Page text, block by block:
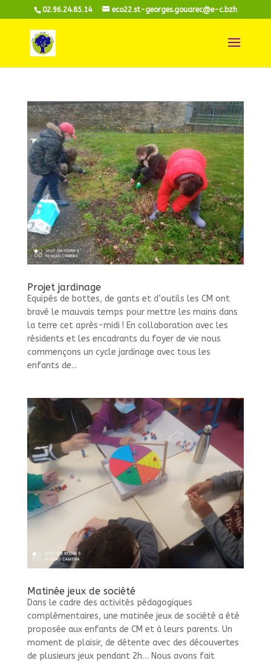
02.96.24.85.14 eco22.st-georges.gouarec@e-c.bzh
Projet jardinage
Equipés de bottes, de gants et d’outils les CM ont
bravé le mauvais temps pour mettre les mains dans
la terre cet après-midi ! En collaboration avec les
résidents et les encadrants du foyer de vie nous
commençons un cycle jardinage avec tous les
enfants de...
Matinée jeux de société
Dans le cadre des activités pédagogiques
complémentaires, une matinée jeux de société a été
proposée aux enfants de CM et à leurs parents. Un
moment de plaisir, de détente avec des découvertes
de plusieurs jeux pendant 2h… Nous avons fait